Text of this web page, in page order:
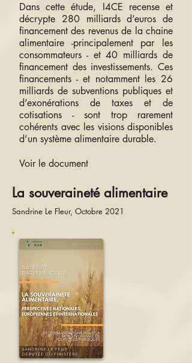
Dans cette étude, I4CE recense et
décrypte 280 milliards d’euros de
financement des revenus de la chaine
alimentaire -principalement par les
consommateurs - et 40 milliards de
financement des investissements. Ces
financements - et notamment les 26
milliards de subventions publiques et
d’exonérations de taxes et de
cotisations - sont trop rarement
cohérents avec les visions disponibles
d’un système alimentaire durable.
Voir le document
La souveraineté alimentaire
Sandrine Le Fleur, Octobre 2021